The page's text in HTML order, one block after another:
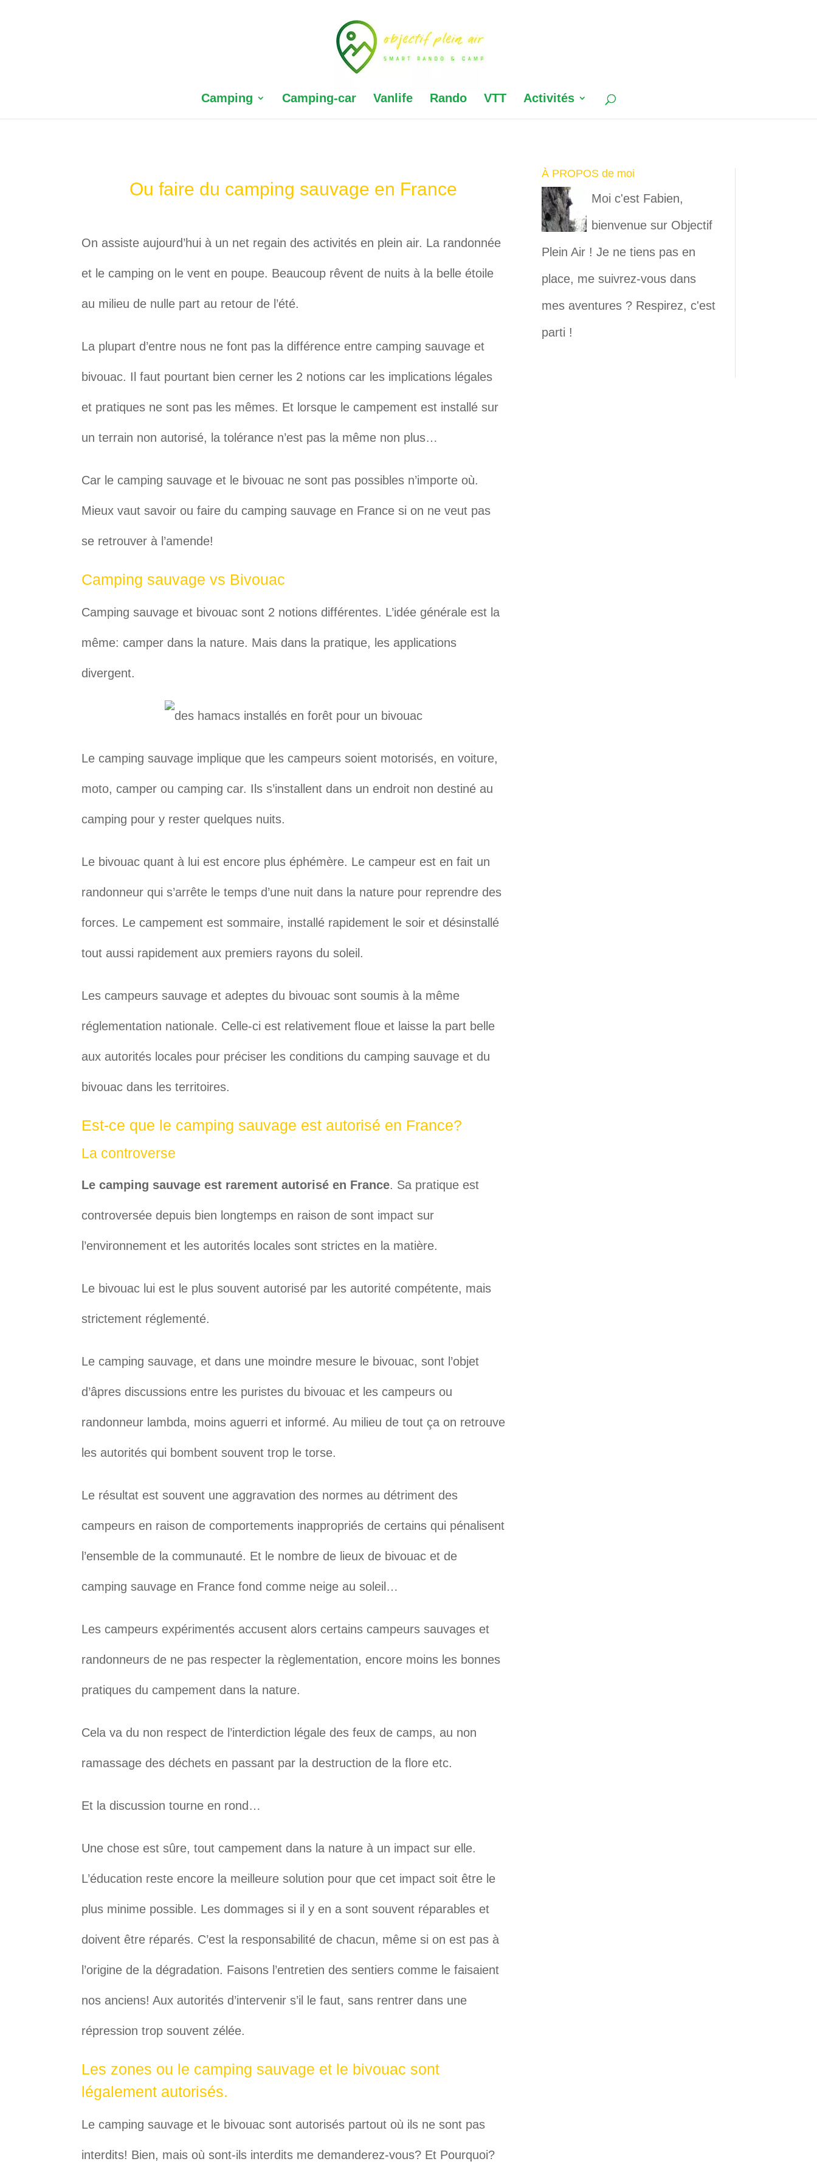
Camping Camping-car Vanlife Rando VTT Activités
Ou faire du camping sauvage en France
On assiste aujourd’hui à un net regain des activités en plein air. La randonnée
et le camping on le vent en poupe. Beaucoup rêvent de nuits à la belle étoile
au milieu de nulle part au retour de l’été.
La plupart d’entre nous ne font pas la différence entre camping sauvage et
bivouac. Il faut pourtant bien cerner les 2 notions car les implications légales
et pratiques ne sont pas les mêmes. Et lorsque le campement est installé sur
un terrain non autorisé, la tolérance n’est pas la même non plus…
Car le camping sauvage et le bivouac ne sont pas possibles n’importe où.
Mieux vaut savoir ou faire du camping sauvage en France si on ne veut pas
se retrouver à l’amende!
Camping sauvage vs Bivouac
Camping sauvage et bivouac sont 2 notions différentes. L’idée générale est la
même: camper dans la nature. Mais dans la pratique, les applications
divergent.
Le camping sauvage implique que les campeurs soient motorisés, en voiture,
moto, camper ou camping car. Ils s’installent dans un endroit non destiné au
camping pour y rester quelques nuits.
Le bivouac quant à lui est encore plus éphémère. Le campeur est en fait un
randonneur qui s’arrête le temps d’une nuit dans la nature pour reprendre des
forces. Le campement est sommaire, installé rapidement le soir et désinstallé
tout aussi rapidement aux premiers rayons du soleil.
Les campeurs sauvage et adeptes du bivouac sont soumis à la même
réglementation nationale. Celle-ci est relativement floue et laisse la part belle
aux autorités locales pour préciser les conditions du camping sauvage et du
bivouac dans les territoires.
Est-ce que le camping sauvage est autorisé en France?
La controverse
Le camping sauvage est rarement autorisé en France. Sa pratique est
controversée depuis bien longtemps en raison de sont impact sur
l’environnement et les autorités locales sont strictes en la matière.
Le bivouac lui est le plus souvent autorisé par les autorité compétente, mais
strictement réglementé.
Le camping sauvage, et dans une moindre mesure le bivouac, sont l’objet
d’âpres discussions entre les puristes du bivouac et les campeurs ou
randonneur lambda, moins aguerri et informé. Au milieu de tout ça on retrouve
les autorités qui bombent souvent trop le torse.
Le résultat est souvent une aggravation des normes au détriment des
campeurs en raison de comportements inappropriés de certains qui pénalisent
l’ensemble de la communauté. Et le nombre de lieux de bivouac et de
camping sauvage en France fond comme neige au soleil…
Les campeurs expérimentés accusent alors certains campeurs sauvages et
randonneurs de ne pas respecter la règlementation, encore moins les bonnes
pratiques du campement dans la nature.
Cela va du non respect de l’interdiction légale des feux de camps, au non
ramassage des déchets en passant par la destruction de la flore etc.
Et la discussion tourne en rond…
Une chose est sûre, tout campement dans la nature à un impact sur elle.
L’éducation reste encore la meilleure solution pour que cet impact soit être le
plus minime possible. Les dommages si il y en a sont souvent réparables et
doivent être réparés. C’est la responsabilité de chacun, même si on est pas à
l’origine de la dégradation. Faisons l’entretien des sentiers comme le faisaient
nos anciens! Aux autorités d’intervenir s’il le faut, sans rentrer dans une
répression trop souvent zélée.
Les zones ou le camping sauvage et le bivouac sont
légalement autorisés.
Le camping sauvage et le bivouac sont autorisés partout où ils ne sont pas
interdits! Bien, mais où sont-ils interdits me demanderez-vous? Et Pourquoi?
À PROPOS de moi
Moi c'est Fabien,
bienvenue sur Objectif
Plein Air ! Je ne tiens pas en
place, me suivrez-vous dans
mes aventures ? Respirez, c'est
parti !